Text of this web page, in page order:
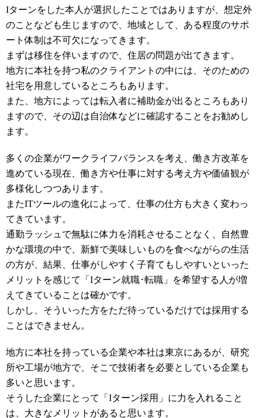
Iターンをした本人が選択したことではありますが、想定外
のことなども生じますので、地域として、ある程度のサポ
ート体制は不可欠になってきます。
まずは移住を伴いますので、住居の問題が出てきます。
地方に本社を持つ私のクライアントの中には、そのための
社宅を用意しているところもあります。
また、地方によっては転入者に補助金が出るところもあり
ますので、その辺は自治体などに確認することをお勧めし
ます。
多くの企業がワークライフバランスを考え、働き方改革を
進めている現在、働き方や仕事に対する考え方や価値観が
多様化しつつあります。
またITツールの進化によって、仕事の仕方も大きく変わっ
てきています。
通勤ラッシュで無駄に体力を消耗させることなく、自然豊
かな環境の中で、新鮮で美味しいものを食べながらの生活
の方が、結果、仕事がしやすく子育てもしやすいといった
メリットを感じて「Iターン就職･転職」を希望する人が増
えてきていることは確かです。
しかし、そういった方をただ待っているだけでは採用する
ことはできません。
地方に本社を持っている企業や本社は東京にあるが、研究
所や工場が地方で、そこで技術者を必要としている企業も
多いと思います。
そうした企業にとって「Iターン採用」に力を入れること
は、大きなメリットがあると思います。